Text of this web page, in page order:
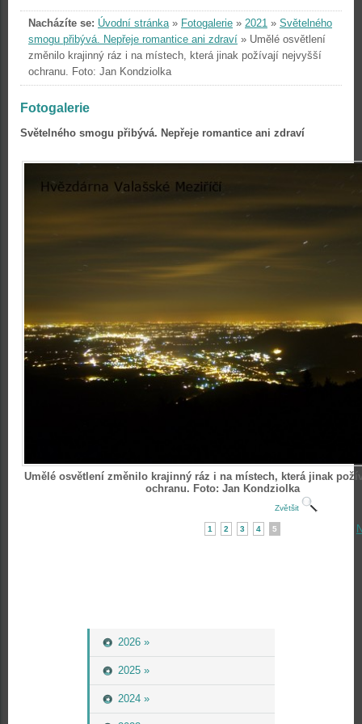
2026 »
2025 »
2024 »
Nacházíte se: Úvodní stránka» Fotogalerie » 2021 » Světelného
smogu přibývá. Nepřeje romantice ani zdraví » Umělé osvětlení
změnilo krajinný ráz i na místech, která jinak požívají nejvyšší
ochranu. Foto: Jan Kondziolka
Fotogalerie
Světelného smogu přibývá. Nepřeje romantice ani zdraví
Umělé osvětlení změnilo krajinný ráz i na místech, která jinak
ochranu. Foto: Jan Kondziolka
Zvětšit
1 2 3 4 5